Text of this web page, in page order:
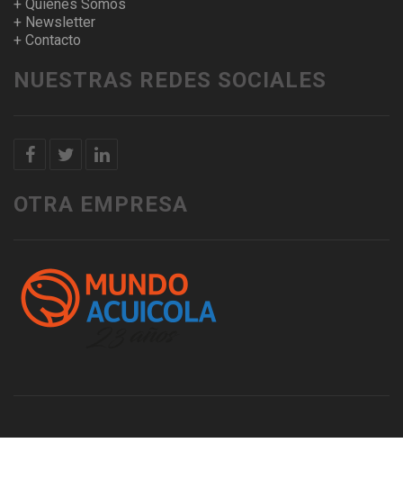
+ Quienes Somos
+ Newsletter
+ Contacto
NUESTRAS REDES SOCIALES
OTRA EMPRESA
© Copyright 2022. by MundoAcuícola. All rights reserved.